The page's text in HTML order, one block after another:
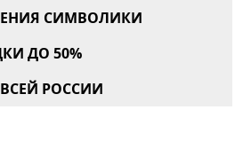
СИМВОЛИКИ
ДО 50%
РОССИИ